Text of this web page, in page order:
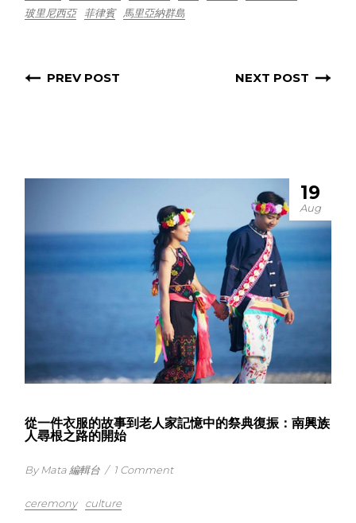
玻里尼西亞 菲律賓 馬里亞納群島
PREV POST NEXT POST
19
Aug
從一件衣服的故事到老人家記憶中的祭典復振：南興族
人尋根之路的開始
By Mata 編輯台 / 1 Comment
ceremony culture